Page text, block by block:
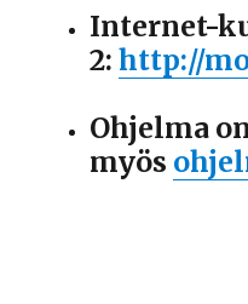
Internet-
2: http://
Ohjelma
myös